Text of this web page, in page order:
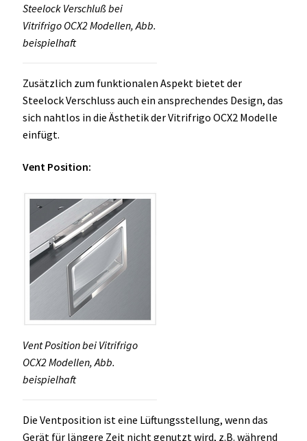
Steelock Verschluß bei
Vitrifrigo OCX2 Modellen, Abb.
beispielhaft
Zusätzlich zum funktionalen Aspekt bietet der
Steelock Verschluss auch ein ansprechendes Design, das
sich nahtlos in die Ästhetik der Vitrifrigo OCX2 Modelle
einfügt.
Vent Position:
Vent Position bei Vitrifrigo
OCX2 Modellen, Abb.
beispielhaft
Die Ventposition ist eine Lüftungsstellung, wenn das
Gerät für längere Zeit nicht genutzt wird, z.B. während